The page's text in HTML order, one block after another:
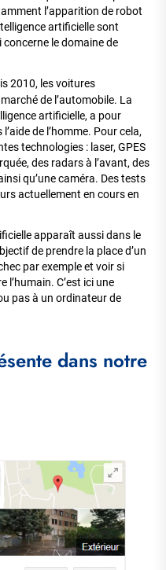
l’apparition de robot
artificielle sont
le domaine de
2010, les voitures
de l’automobile. La
artificielle, a pour
de l’homme. Pour cela,
technologies : laser, GPES
des radars à l’avant, des
qu’une caméra. Des tests
actuellement en cours en
apparaît aussi dans le
de prendre la place d’un
par exemple et voir si
l’humain. C’est ici une
pas à un ordinateur de
dans notre